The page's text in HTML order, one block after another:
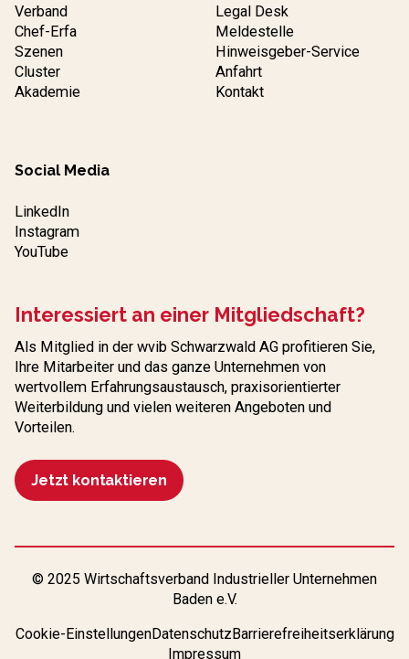
Verband
Chef-Erfa
Szenen
Cluster
Akademie
Legal Desk
Meldestelle
Hinweisgeber-Service
Anfahrt
Kontakt
Social Media
LinkedIn
Instagram
YouTube
Interessiert an einer Mitgliedschaft?
Als Mitglied in der wvib Schwarzwald AG profitieren Sie,
Ihre Mitarbeiter und das ganze Unternehmen von
wertvollem Erfahrungs­austausch, praxisorientierter
Weiterbildung und vielen weiteren Angeboten und
Vorteilen.
Jetzt kontaktieren
© 2025 Wirtschaftsverband Industrieller Unternehmen
Baden e.V.
Cookie-EinstellungenDatenschutz Barrierefreiheitserklärung
Impressum